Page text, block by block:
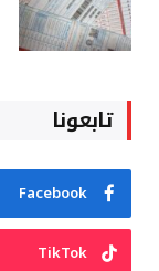
تابعونا
Facebook
TikTok